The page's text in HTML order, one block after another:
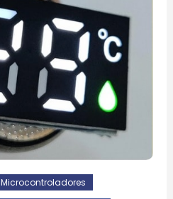
Microcontroladores